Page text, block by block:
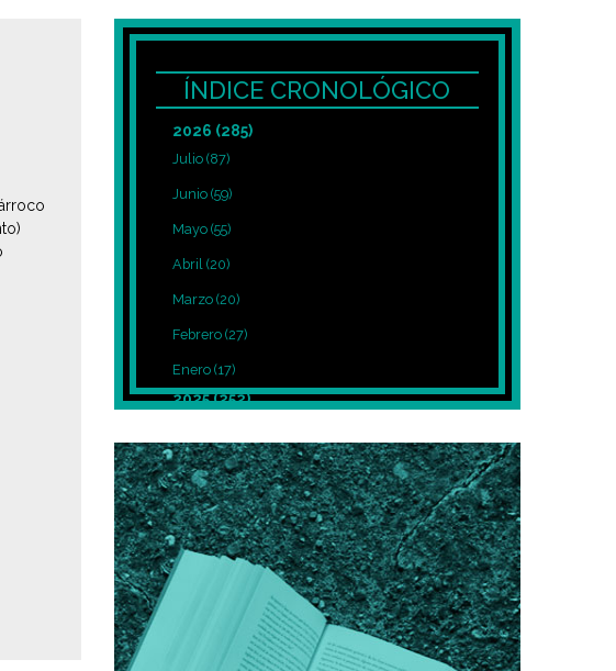
ÍNDICE CRONOLÓGICO
2026 (285)
Julio (87)
Junio (59)
Mayo (55)
Abril (20)
Marzo (20)
Febrero (27)
Enero (17)
2025(252)
Noviembre(27)
Octubre(8)
Septiembre(12)
Agosto